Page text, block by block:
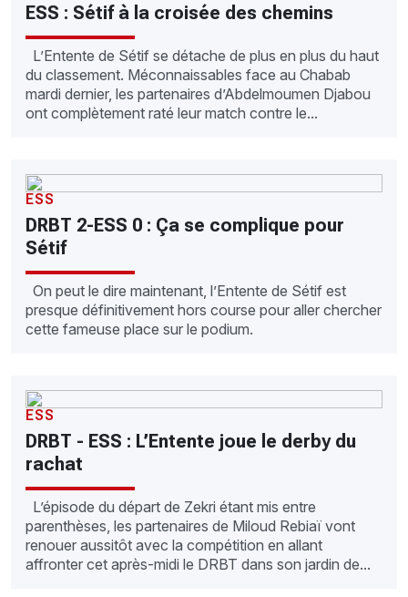
ESS : Sétif à la croisée des chemins
L’Entente de Sétif se détache de plus en plus du haut
du classement. Méconnaissables face au Chabab
mardi dernier, les partenaires d’Abdelmoumen Djabou
ont complètement raté leur match contre le...
ESS
DRBT 2-ESS 0 : Ça se complique pour
Sétif
On peut le dire maintenant, l’Entente de Sétif est
presque définitivement hors course pour aller chercher
cette fameuse place sur le podium.
ESS
DRBT - ESS : L’Entente joue le derby du
rachat
L’épisode du départ de Zekri étant mis entre
parenthèses, les partenaires de Miloud Rebiaï vont
renouer aussitôt avec la compétition en allant
affronter cet après-midi le DRBT dans son jardin de...